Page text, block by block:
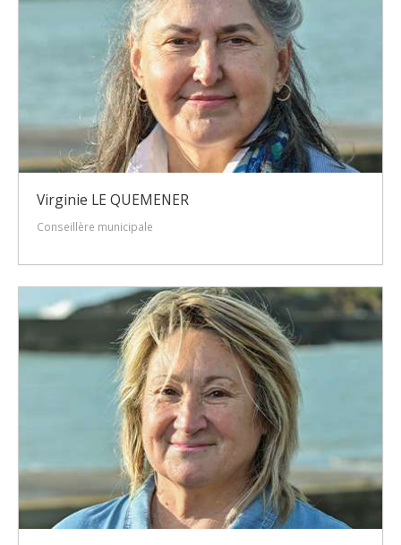
Virginie LE QUEMENER
Conseillère municipale